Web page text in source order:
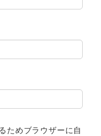
ためブラウザーに自